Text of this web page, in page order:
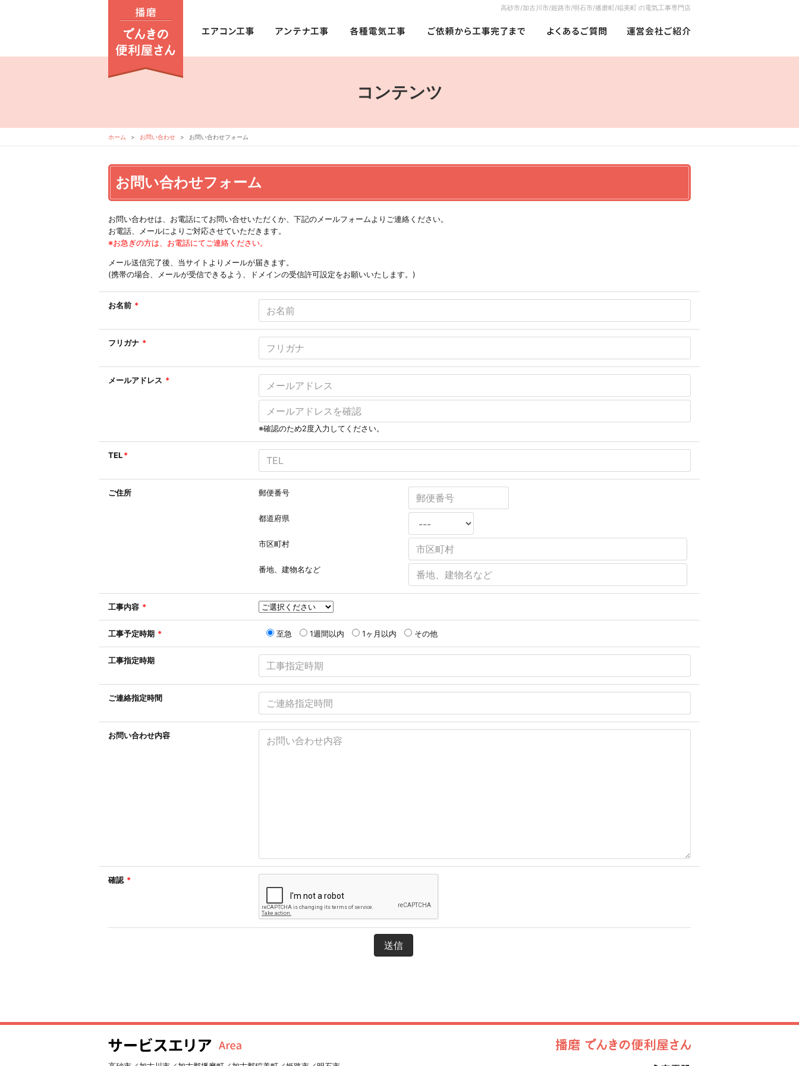
高砂市/加古川市/姫路市/明石市/播磨町/稲美町 の電気工事専門店
コンテンツ
ホーム お問い合わせ お問い合わせフォーム
お問い合わせフォーム
お問い合わせは、お電話にてお問い合せいただくか、下記のメールフォームよりご連絡ください。
お電話、メールによりご対応させていただきます。
※お急ぎの方は、お電話にてご連絡ください。
メール送信完了後、当サイトよりメールが届きます。
(携帯の場合、メールが受信できるよう、ドメインの受信許可設定をお願いいたします。)
お名前 *
フリガナ *
メールアドレス *
※確認のため2度入力してください。
TEL*
ご住所 郵便番号
都道府県
市区町村
番地、建物名など
工事内容 *
工事予定時期 * 至急 1週間以内 1ヶ月以内 その他
工事指定時期
ご連絡指定時間
お問い合わせ内容
確認 *